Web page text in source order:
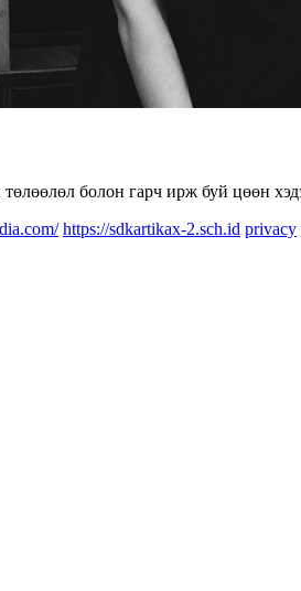
болон гарч ирж буй цөөн
https://sdkartikax-2.sch.id privacy